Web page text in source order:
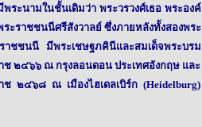
ระนามในชั้นเดิมว่า พระวรวงศ์เธอ พระองค์
ะราชชนนีศรีสังวาลย์ ซึ่งภายหลังทั้งสองพระ
าชชนนี มีพระเชษฐภคินีและสมเด็จพระบรม
ช ๒๔๖๖ ณ กรุงลอนดอน ประเทศอังกฤษ และ
๒๔๖๘ ณ เมืองไฮเดลเบิร์ก (Heidelburg)